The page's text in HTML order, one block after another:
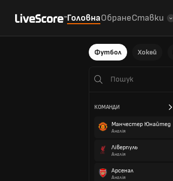
ГоловнаОбранеСтавки
Футбол Хокей
КОМАНДИ
Манчестер Юнайтед
Англія
Ліверпуль
Англія
Арсенал
Англія